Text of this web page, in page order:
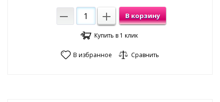
В корзину
Купить в 1 клик
В избранное Сравнить